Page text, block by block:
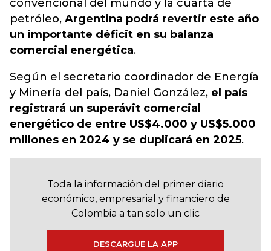
convencional del mundo y la cuarta de
petróleo, Argentina podrá revertir este año
un importante déficit en su balanza
comercial energética.
Según el secretario coordinador de Energía
y Minería del país, Daniel González, el país
registrará un superávit comercial
energético de entre US$4.000 y US$5.000
millones en 2024 y se duplicará en 2025.
Toda la información del primer diario
económico, empresarial y financiero de
Colombia a tan solo un clic
DESCARGUE LA APP